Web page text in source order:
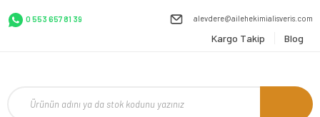
0 553 657 81 39 alevdere@ailehekimialisveris.com
Kargo Takip Blog